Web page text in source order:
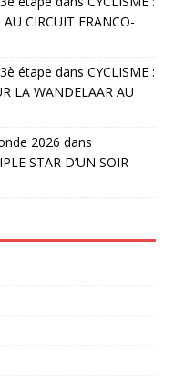
CIRCUIT FRANCO-
étape dans CYCLISME :
LA WANDELAAR AU
2026 dans
STAR D’UN SOIR